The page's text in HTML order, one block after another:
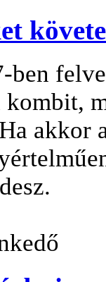
ben
kombit,
akkor